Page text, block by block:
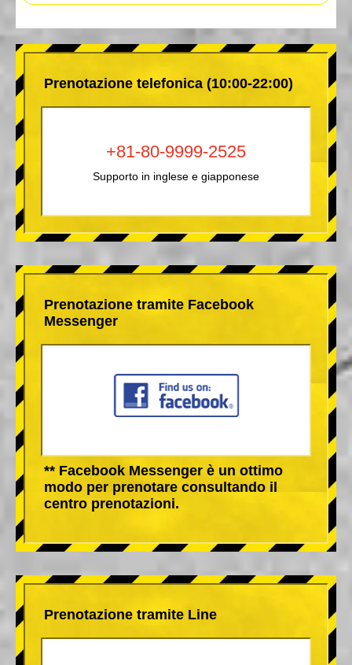
Prenotazione telefonica (10:00-22:00)
+81-80-9999-2525
Supporto in inglese e giapponese
Prenotazione tramite Facebook
Messenger
** Facebook Messenger è un ottimo
modo per prenotare consultando il
centro prenotazioni.
Prenotazione tramite Line